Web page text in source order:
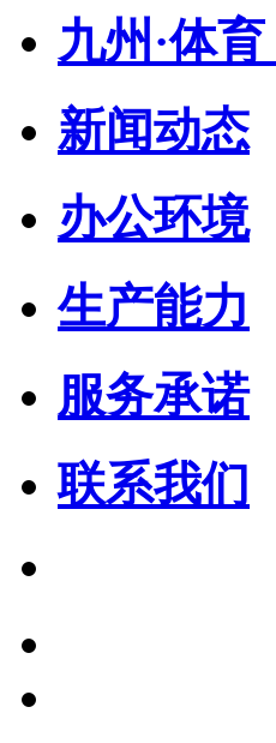
九州·体
新闻动态
办公环境
生产能力
服务承诺
联系我们